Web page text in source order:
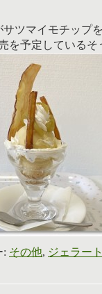
サツマイモチップ
を予定しているそ
: その他, ジェラー